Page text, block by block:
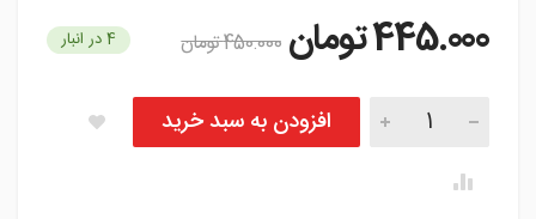
445.000تومان 450.000تومان 4 در انبار
فیلتر روغن آوانته تعداد افزودن به سبد خرید